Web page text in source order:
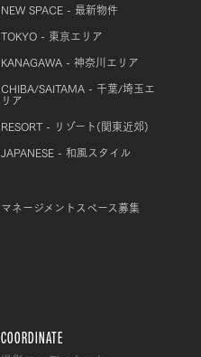
NEW SPACE - 最新物件
TOKYO - 東京エリア
KANAGAWA - 神奈川エリア
CHIBA/SAITAMA - 千葉/埼玉エ
リア
RESORT - リゾート(関東近郊)
JAPANESE - 和風スタイル
マネージメントスペース募集
COORDINATE